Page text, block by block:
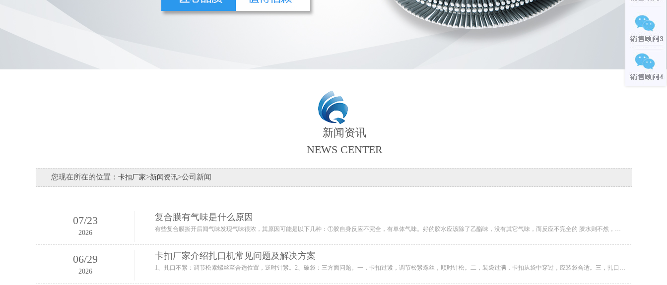
新闻资讯
NEWS CENTER
您现在所在的位置： 卡扣厂家>新闻资讯>公司新闻
07/23
2026
复合膜有气味是什么原因
有些复合膜撕开后闻气味发现气味很浓，其原因可能是以下几种：①胶自身反应不完全，有单体气味。好的胶水应该除了乙酯味，没有其它气味，而反应不完全的 胶水则不然，在复合过程中甚至都可以闻到单体的气味。②可能是油墨的气味。这是因为油...
06/29
2026
卡扣厂家介绍扎口机常见问题及解决方案
1、扎口不紧：调节松紧螺丝至合适位置，逆时针紧。2、破袋：三方面问题。一，卡扣过紧，调节松紧螺丝，顺时针松。二，装袋过满，卡扣从袋中穿过，应装袋合适。三，扎口部位有毛刺，应用砂布打磨一下。3、斜钉：调节下钉杆的角度，使卡扣与...